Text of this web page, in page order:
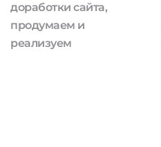
доработки сайта,
продумаем и
реализуем